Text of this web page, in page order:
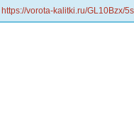
https://vorota-kalitki.ru/GL10Bzx/